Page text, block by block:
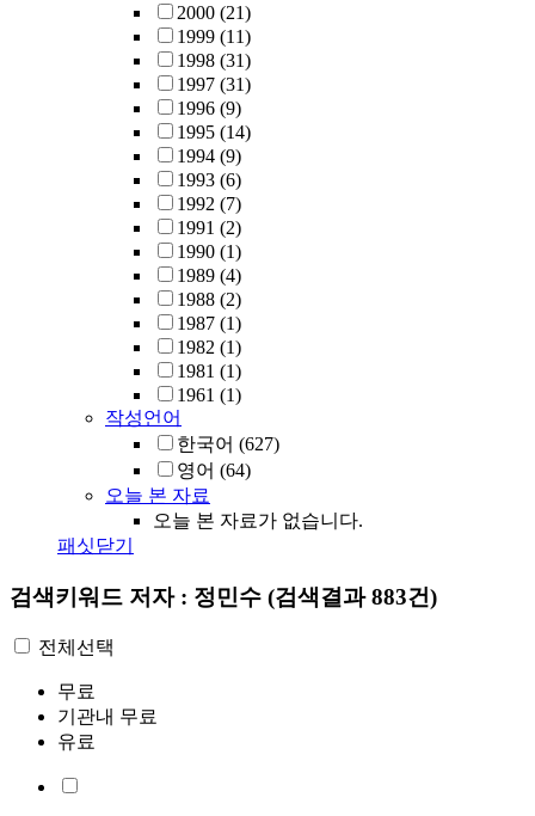
2000 (21)
1999 (11)
1998 (31)
1997 (31)
1996 (9)
1995 (14)
1994 (9)
1993 (6)
1992 (7)
1991 (2)
1990 (1)
1989 (4)
1988 (2)
1987 (1)
1982 (1)
1981 (1)
1961 (1)
작성언어
한국어 (627)
영어 (64)
오늘 본 자료
오늘 본 자료가 없습니다.
패싯닫기
검색키워드 저자 : 정민수 (검색결과 883건)
전체선택
무료
기관내 무료
유료